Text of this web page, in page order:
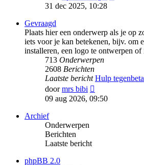
31 dec 2025, 10:28
Gevraagd
Plaats hier een onderwerp als je op
iets voor je kan betekenen, bijv. om
installeren, een logo te ontwerpen of
713 Onderwerpen
2608 Berichten
Laatste bericht Hulp
doormrs bibi
laatste
09 aug 2026, 09:50
Archief
Onderwerpen
Berichten
Laatste bericht
phpBB 2.0